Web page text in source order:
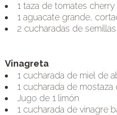
1 taza de tomates cherry
1 aguacate grande,
2 cucharadas de
Vinagreta
1 cucharada de miel de
1 cucharada de mostaza
Jugo de 1 limón
1 cucharada de vinagre